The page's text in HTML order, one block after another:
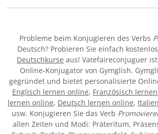
Probleme beim Konjugieren des Verbs
Deutsch? Probieren Sie einfach
Deutschkurse aus! Vatefaireconjuguer
Online-Konjugator von Gymglish.
gegründet und bietet personalisierte
Englisch lernen online, Französisch
lernen online, Deutsch lernen online,
usw. Konjugieren Sie das Verb
allen Zeiten und Modi: Präteritum,